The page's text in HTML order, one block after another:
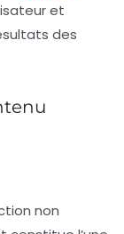
et
des
non